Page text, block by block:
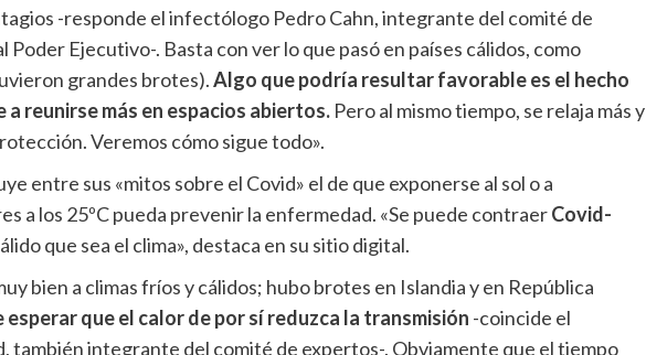
-responde el infectólogo Pedro Cahn, integrante del comité de
Poder Ejecutivo-. Basta con ver lo que pasó en países cálidos, como
grandes brotes).Algo que podría resultar favorable es el hecho
reunirse más en espacios abiertos. Pero al mismo tiempo, se relaja más y
Veremos cómo sigue todo».
entre sus «mitos sobre el Covid» el de que exponerse al sol o a
a los 25ºC pueda prevenir la enfermedad. «Se puede contraerCovid-
que sea el clima», destaca en su sitio digital.
bien a climas fríos y cálidos; hubo brotes en Islandia y en República
esperar que el calor de por sí reduzca la transmisión -coincide el
también integrante del comité de expertos-. Obviamente que el tiempo